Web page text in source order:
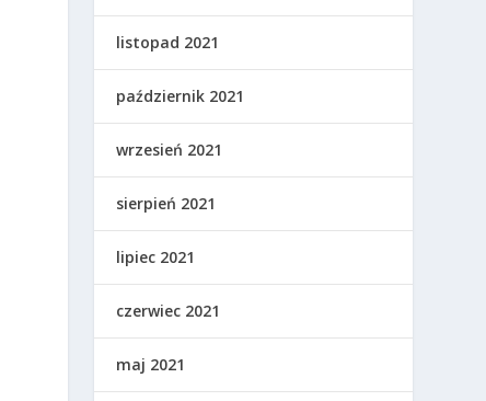
listopad 2021
październik 2021
wrzesień 2021
sierpień 2021
lipiec 2021
czerwiec 2021
maj 2021